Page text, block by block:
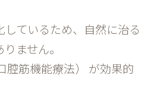
ているため、自然に治る
ません。
腔筋機能療法） が効果的